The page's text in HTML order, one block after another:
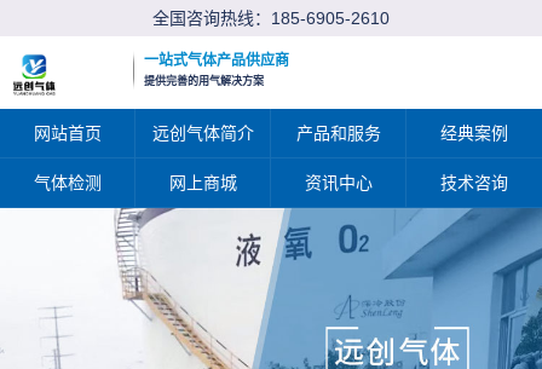
全国咨询热线： 185-6905-2610
一站式气体产品供应商
提供完善的用气解决方案
网站首页 远创气体简介 产品和服务 经典案例
气体检测 网上商城 资讯中心 技术咨询